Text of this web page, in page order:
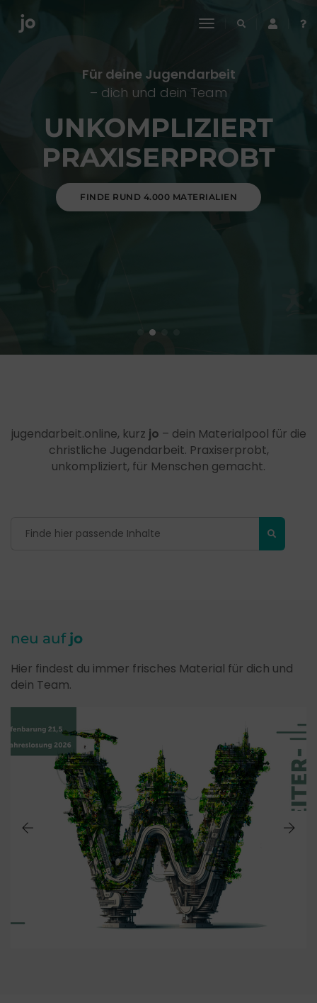
toggle
Für deine Jugendarbeit
– dich und dein Team
UNKOMPLIZIERT
PRAXISERPROBT
FINDE RUND 4.000 MATERIALIEN
jugendarbeit.online, kurz jo – dein Materialpool für die
christliche Jugendarbeit. Praxiserprobt,
unkompliziert, für Menschen gemacht.
neu auf jo
Hier findest du immer frisches Material für dich und
dein Team.